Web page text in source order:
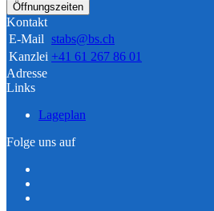
Öffnungszeiten
Kontakt
E-Mail stabs@bs.ch
Kanzlei +41 61 267 86 01
Adresse
Links
Lageplan
Folge uns auf